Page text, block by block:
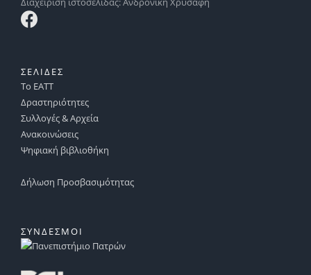
ΣΕΛΙΔΕΣ
Το ΕΑΤΤ
Δραστηριότητες
Συλλογές & Αρχεία
Ανακοινώσεις
Ψηφιακή βιβλιοθήκη
Δήλωση Προσβασιμότητας
ΣΥΝΔΕΣΜΟΙ